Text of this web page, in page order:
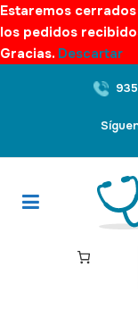
Estaremos
los pedidos
Gracias. Descartar